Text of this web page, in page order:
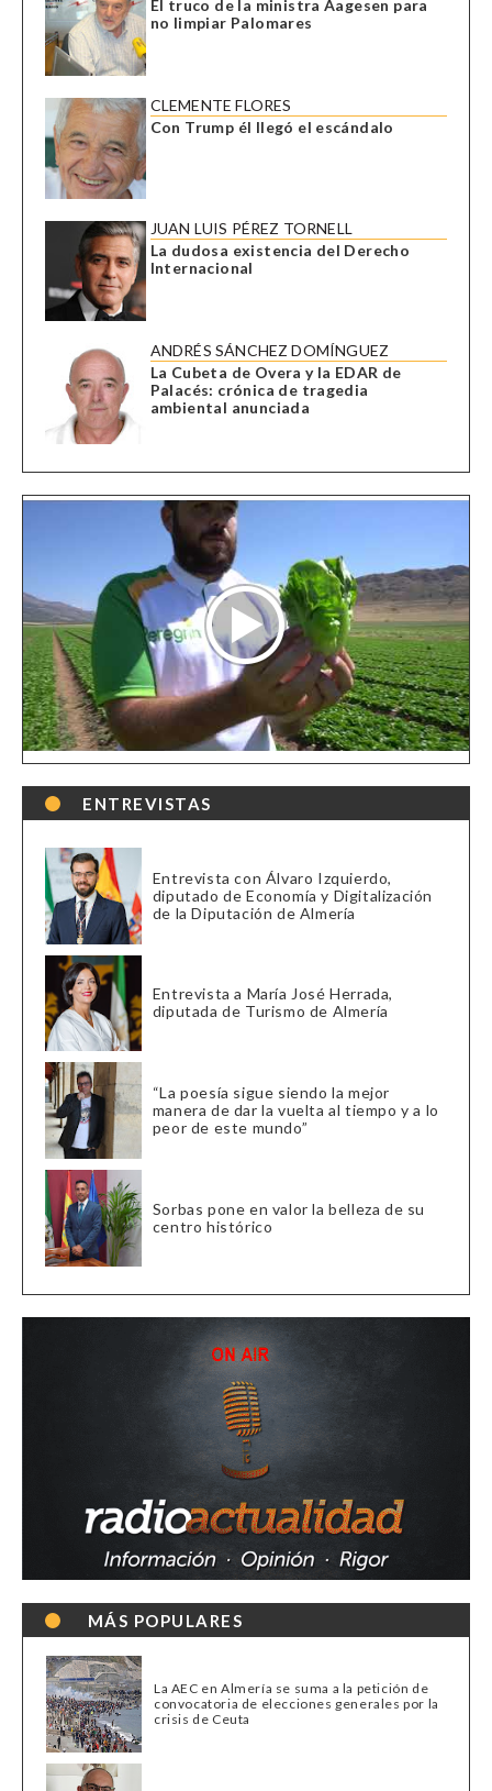
El truco de la ministra Aagesen para
no limpiar Palomares
CLEMENTE FLORES
Con Trump él llegó el escándalo
JUAN LUIS PÉREZ TORNELL
La dudosa existencia del Derecho
Internacional
ANDRÉS SÁNCHEZ DOMÍNGUEZ
La Cubeta de Overa y la EDAR de
Palacés: crónica de tragedia
ambiental anunciada
ENTREVISTAS
Entrevista con Álvaro Izquierdo,
diputado de Economía y Digitalización
de la Diputación de Almería
Entrevista a María José Herrada,
diputada de Turismo de Almería
“La poesía sigue siendo la mejor
manera de dar la vuelta al tiempo y a lo
peor de este mundo”
Sorbas pone en valor la belleza de su
centro histórico
MÁS POPULARES
La AEC en Almería se suma a la petición de
convocatoria de elecciones generales por la
crisis de Ceuta